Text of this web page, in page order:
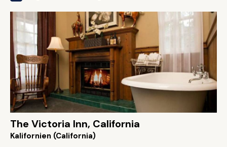
The Victoria Inn, California
Kalifornien (California)